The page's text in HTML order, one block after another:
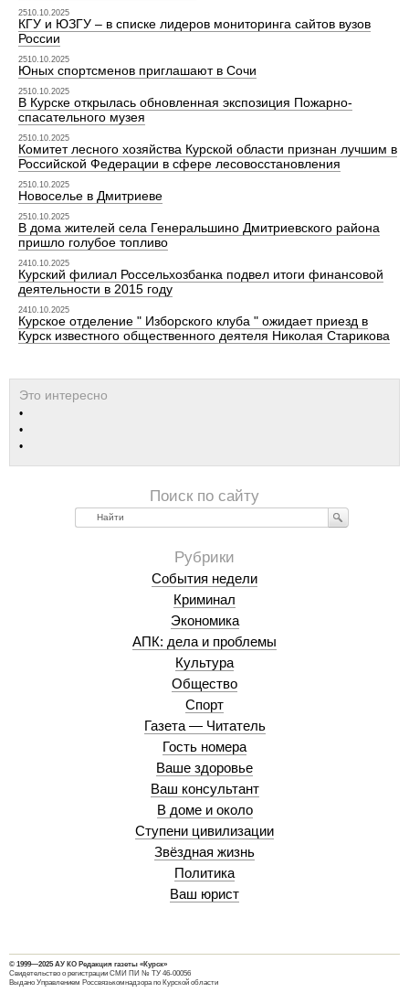
2510.10.2025
КГУ и ЮЗГУ – в списке лидеров мониторинга сайтов вузов
России
2510.10.2025
Юных спортсменов приглашают в Сочи
2510.10.2025
В Курске открылась обновленная экспозиция Пожарно-
спасательного музея
2510.10.2025
Комитет лесного хозяйства Курской области признан лучшим в
Российской Федерации в сфере лесовосстановления
2510.10.2025
Новоселье в Дмитриеве
2510.10.2025
В дома жителей села Генеральшино Дмитриевского района
пришло голубое топливо
2410.10.2025
Курский филиал Россельхозбанка подвел итоги финансовой
деятельности в 2015 году
2410.10.2025
Курское отделение " Изборского клуба " ожидает приезд в
Курск известного общественного деятеля Николая Старикова
Найти
События недели
Криминал
Экономика
АПК: дела и проблемы
Культура
Общество
Спорт
Газета — Читатель
Гость номера
Ваше здоровье
Ваш консультант
В доме и около
Ступени цивилизации
Звёздная жизнь
Политика
Ваш юрист
© 1999—2025 АУ КО Редакция газеты «Курск»
Свидетельство о регистрации СМИ ПИ № ТУ 46-00056
Выдано Управлением Россвязькомнадзора по Курской области